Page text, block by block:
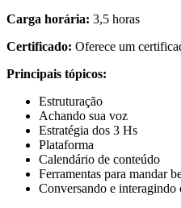
Carga horária: 3,5 horas
Certificado: Oferece um
Principais tópicos:
Estruturação
Achando sua voz
Estratégia dos 3 Hs
Plataforma
Calendário de conteúdo
Ferramentas para mandar
Conversando e interagindo